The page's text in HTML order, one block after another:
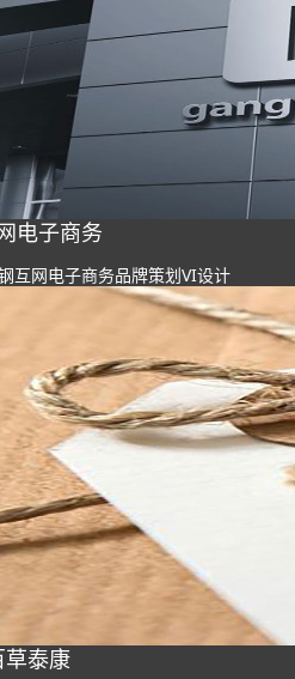
电子商务
互网电子商务品牌策划VI设计
草泰康